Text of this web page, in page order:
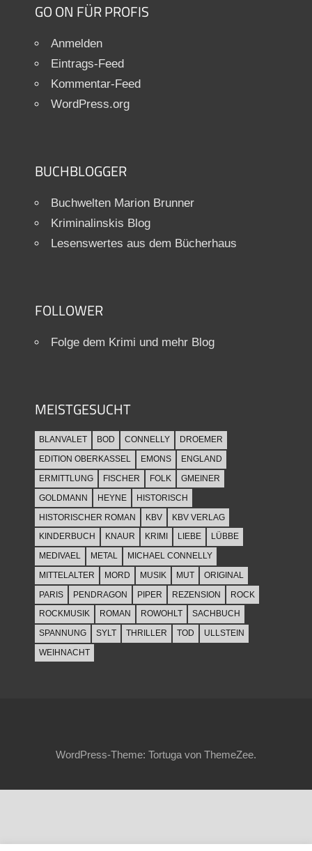
GO ON FÜR PROFIS
Anmelden
Eintrags-Feed
Kommentar-Feed
WordPress.org
BUCHBLOGGER
Buchwelten Marion Brunner
Kriminalinskis Blog
Lesenswertes aus dem Bücherhaus
FOLLOWER
Folge dem Krimi und mehr Blog
MEISTGESUCHT
BLANVALET BOD CONNELLY
DROEMER
EDITION OBERKASSEL
EMONS
ENGLAND
ERMITTLUNG
FISCHER FOLK
GMEINER
GOLDMANN
HEYNE
HISTORISCH
HISTORISCHER ROMAN
KBV
KBV VERLAG
KINDERBUCH
KNAUR KRIMI LIEBE
LÜBBE
MEDIVAEL
METAL
MICHAEL CONNELLY
MITTELALTER
MORD MUSIK MUT
ORIGINAL
PARIS
PENDRAGON PIPER REZENSION
ROCK
ROCKMUSIK
ROMAN ROWOHLT
SACHBUCH
SPANNUNG
SYLT THRILLER TOD
ULLSTEIN
WEIHNACHT
WordPress-Theme: Tortuga von ThemeZee.